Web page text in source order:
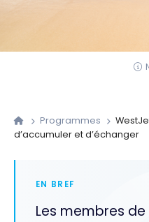
Programmes
d’accumuler et d’échanger
EN BREF
Les membres